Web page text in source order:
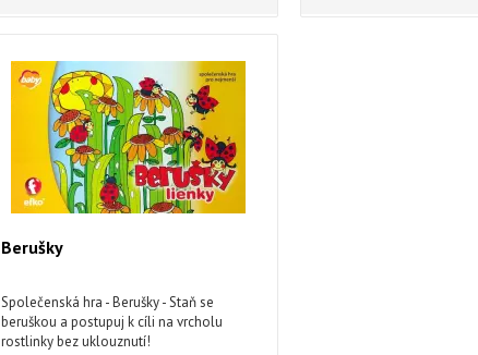
Berušky
Společenská hra - Berušky - Staň se
beruškou a postupuj k cíli na vrcholu
rostlinky bez uklouznutí!